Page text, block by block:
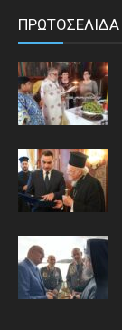
ΠΡΩΤΟΣΕΛΙΔΑ